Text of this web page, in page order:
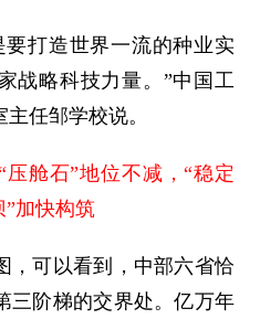
打造世界一流的种业实
战略科技力量。”中国工
任邹学校说。
压舱石”地位不减，“稳定
”加快构筑
可以看到，中部六省恰
三阶梯的交界处。亿万年